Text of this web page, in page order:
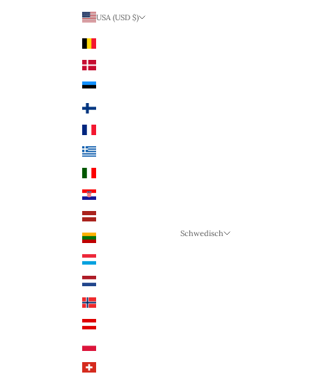
USA (USD $)
Dänemark (DKK)
Estland (EUR €)
Finnland (EUR €)
Griechenland (EUR €)
Kroatien (EUR €)
Lettland (EUR €)
Litauen (EUR €)
Luxemburg (EUR €)
Niederlande (EUR €)
Norwegen (NOK)
Österreich (EUR €)
Polen (PLN)
Schwedisch